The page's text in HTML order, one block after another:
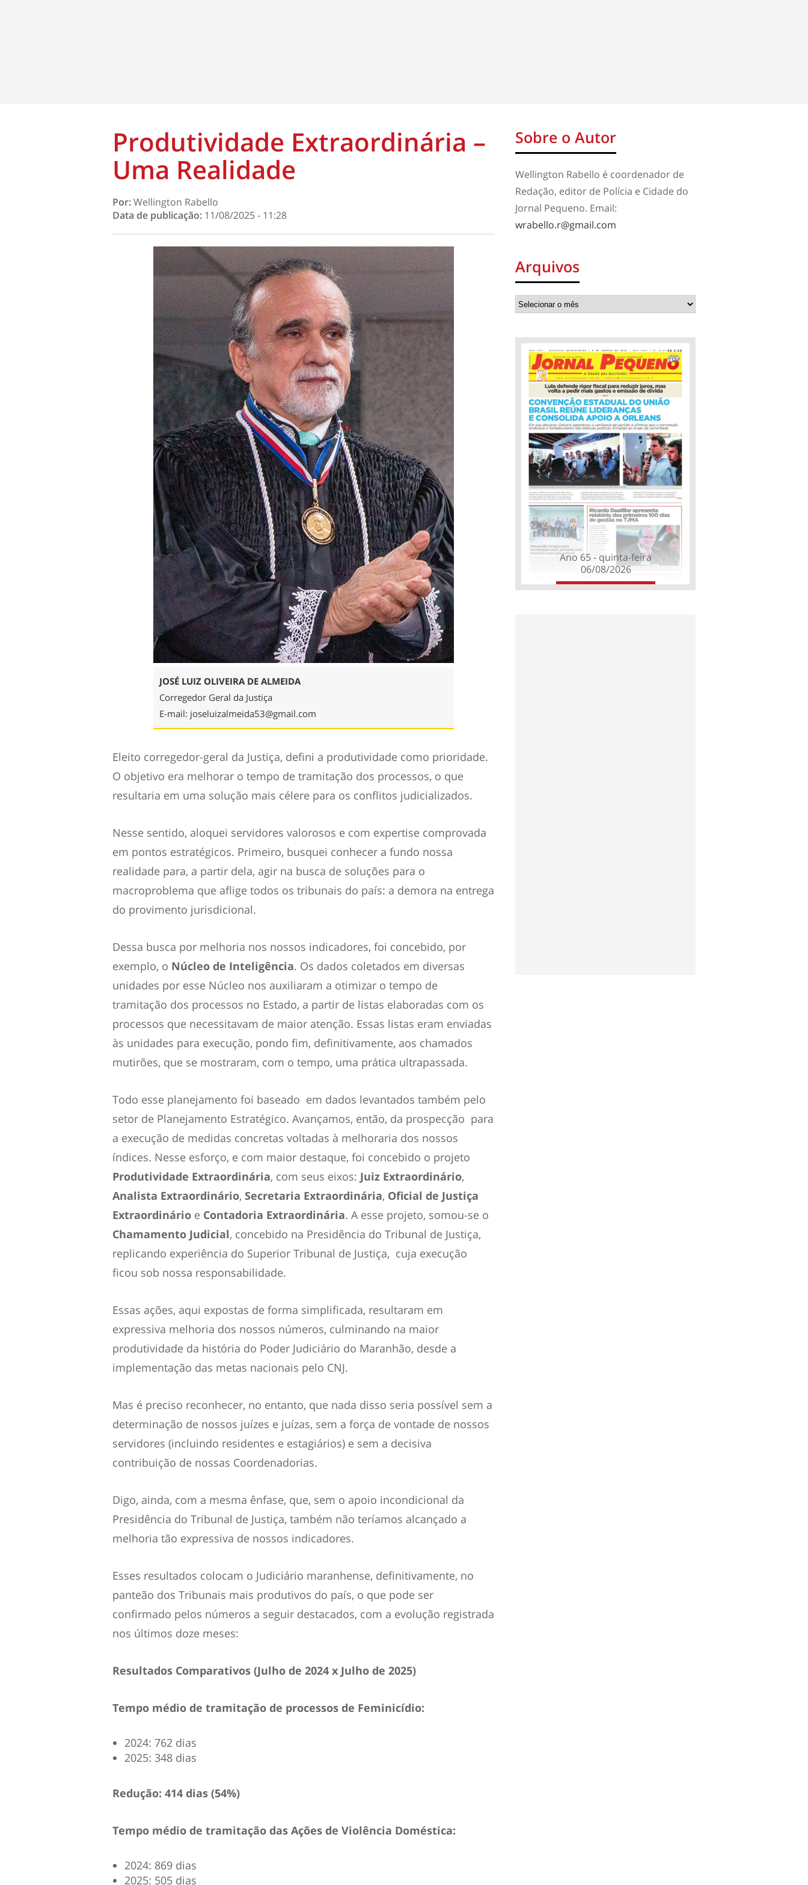
Produtividade Extraordinária –
Uma Realidade
Por:Wellington Rabello
Data de publicação: 11/08/2025 - 11:28
JOSÉ LUIZ OLIVEIRA DE ALMEIDA
Corregedor Geral da Justiça
E-mail: joseluizalmeida53@gmail.com
Eleito corregedor-geral da Justiça, defini a produtividade como prioridade.
O objetivo era melhorar o tempo de tramitação dos processos, o que
resultaria em uma solução mais célere para os conflitos judicializados.
Nesse sentido, aloquei servidores valorosos e com expertise comprovada
em pontos estratégicos. Primeiro, busquei conhecer a fundo nossa
realidade para, a partir dela, agir na busca de soluções para o
macroproblema que aflige todos os tribunais do país: a demora na entrega
do provimento jurisdicional.
Dessa busca por melhoria nos nossos indicadores, foi concebido, por
exemplo, o Núcleo de Inteligência. Os dados coletados em diversas
unidades por esse Núcleo nos auxiliaram a otimizar o tempo de
tramitação dos processos no Estado, a partir de listas elaboradas com os
processos que necessitavam de maior atenção. Essas listas eram enviadas
às unidades para execução, pondo fim, definitivamente, aos chamados
mutirões, que se mostraram, com o tempo, uma prática ultrapassada.
Todo esse planejamento foi baseado em dados levantados também pelo
setor de Planejamento Estratégico. Avançamos, então, da prospecção para
a execução de medidas concretas voltadas à melhoraria dos nossos
índices. Nesse esforço, e com maior destaque, foi concebido o projeto
Produtividade Extraordinária, com seus eixos: Juiz Extraordinário,
Analista Extraordinário, Secretaria Extraordinária, Oficial de Justiça
Extraordinário e Contadoria Extraordinária. A esse projeto, somou-se o
Chamamento Judicial, concebido na Presidência do Tribunal de Justiça,
replicando experiência do Superior Tribunal de Justiça, cuja execução
ficou sob nossa responsabilidade.
Essas ações, aqui expostas de forma simplificada, resultaram em
expressiva melhoria dos nossos números, culminando na maior
produtividade da história do Poder Judiciário do Maranhão, desde a
implementação das metas nacionais pelo CNJ.
Mas é preciso reconhecer, no entanto, que nada disso seria possível sem a
determinação de nossos juízes e juízas, sem a força de vontade de nossos
servidores (incluindo residentes e estagiários) e sem a decisiva
contribuição de nossas Coordenadorias.
Digo, ainda, com a mesma ênfase, que, sem o apoio incondicional da
Presidência do Tribunal de Justiça, também não teríamos alcançado a
melhoria tão expressiva de nossos indicadores.
Esses resultados colocam o Judiciário maranhense, definitivamente, no
panteão dos Tribunais mais produtivos do país, o que pode ser
confirmado pelos números a seguir destacados, com a evolução registrada
nos últimos doze meses:
Resultados Comparativos (Julho de 2024 x Julho de 2025)
Tempo médio de tramitação de processos de Feminicídio:
2024: 762 dias
2025: 348 dias
Redução: 414 dias (54%)
Tempo médio de tramitação das Ações de Violência Doméstica:
2024: 869 dias
2025: 505 dias
Sobre o Autor
Wellington Rabello é coordenador de
Redação, editor de Polícia e Cidade do
Jornal Pequeno. Email:
wrabello.r@gmail.com
Arquivos
Ano 65 - quinta-feira
06/08/2026